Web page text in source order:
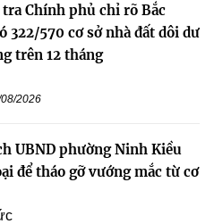
Chính phủ chỉ rõ Bắc
322/570 cơ sở nhà đất dôi dư
trên 12 tháng
2026
UBND phường Ninh Kiều
để tháo gỡ vướng mắc từ cơ